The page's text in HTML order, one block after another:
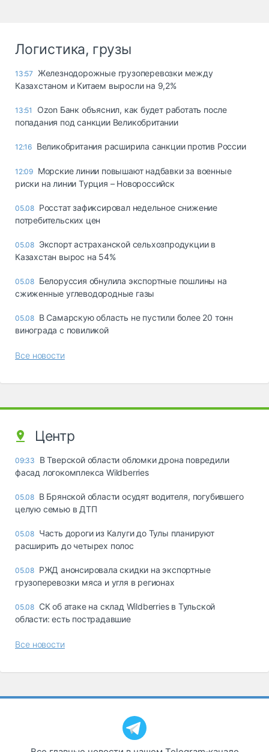
Логистика, грузы
13:57
Железнодорожные грузоперевозки между
Казахстаном и Китаем выросли на 9,2%
13:51
Ozon Банк объяснил, как будет работать после
попадания под санкции Великобритании
12:16 Великобритания расширила санкции против России
12:09 Морские линии повышают надбавки за военные
риски на линии Турция – Новороссийск
05.08 Росстат зафиксировал недельное снижение
потребительских цен
05.08 Экспорт астраханской сельхозпродукции в
Казахстан вырос на 54%
05.08 Белоруссия обнулила экспортные пошлины на
сжиженные углеводородные газы
05.08 В Самарскую область не пустили более 20 тонн
винограда с повиликой
Все новости
Центр
09:33
В Тверской области обломки дрона повредили
фасад логокомплекса Wildberries
05.08 В Брянской области осудят водителя, погубившего
целую семью в ДТП
05.08 Часть дороги из Калуги до Тулы планируют
расширить до четырех полос
05.08 РЖД анонсировала скидки на экспортные
грузоперевозки мяса и угля в регионах
05.08 СК об атаке на склад Wildberries в Тульской
области: есть пострадавшие
Все новости